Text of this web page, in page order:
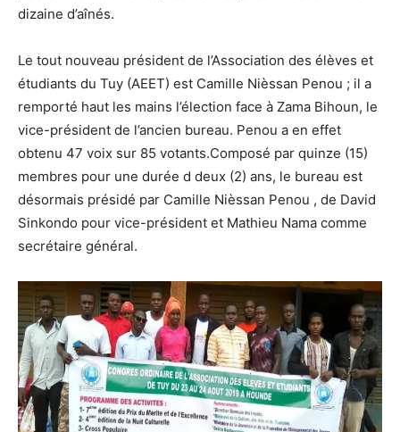
dizaine d’aînés.
Le tout nouveau président de l’Association des élèves et
étudiants du Tuy (AEET) est Camille Nièssan Penou ; il a
remporté haut les mains l’élection face à Zama Bihoun, le
vice-président de l’ancien bureau. Penou a en effet
obtenu 47 voix sur 85 votants.Composé par quinze (15)
membres pour une durée d deux (2) ans, le bureau est
désormais présidé par Camille Nièssan Penou , de David
Sinkondo pour vice-président et Mathieu Nama comme
secrétaire général.